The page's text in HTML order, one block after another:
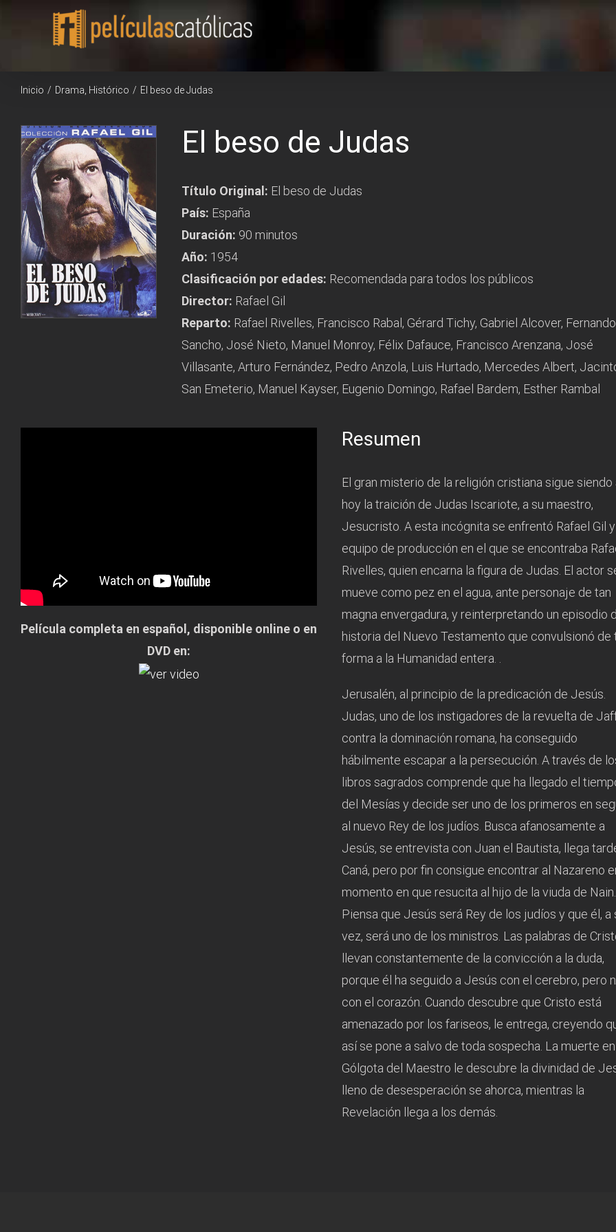
Inicio / Drama Histórico / El beso de Judas
El beso de Judas
Título Original: El beso de Judas
País: España
Duración: 90 minutos
Año: 1954
Clasificación por edades: Recomendada para todos los públicos
Director: Rafael Gil
Reparto: Rafael Rivelles, Francisco Rabal, Gérard Tichy, Gabriel Alcover, Fernando
Sancho, José Nieto, Manuel Monroy, Félix Dafauce, Francisco Arenzana, José
Villasante, Arturo Fernández, Pedro Anzola, Luis Hurtado, Mercedes Albert,
San Emeterio, Manuel Kayser, Eugenio Domingo, Rafael Bardem, Esther Rambal
Película completa en español, disponible online o en
DVD en:
Resumen
El gran misterio de la religión cristiana sigue siendo
hoy la traición de Judas Iscariote, a su maestro,
Jesucristo. A esta incógnita se enfrentó Rafael Gil y
equipo de producción en el que se encontraba
Rivelles, quien encarna la figura de Judas. El actor
mueve como pez en el agua, ante personaje de tan
magna envergadura, y reinterpretando un episodio
historia del Nuevo Testamento que convulsionó de
forma a la Humanidad entera. .
Jerusalén, al principio de la predicación de Jesús.
Judas, uno de los instigadores de la revuelta de
contra la dominación romana, ha conseguido
hábilmente escapar a la persecución. A través de
libros sagrados comprende que ha llegado el
del Mesías y decide ser uno de los primeros en
al nuevo Rey de los judíos. Busca afanosamente a
Jesús, se entrevista con Juan el Bautista, llega
Caná, pero por fin consigue encontrar al Nazareno
momento en que resucita al hijo de la viuda de Nain.
Piensa que Jesús será Rey de los judíos y que él, a
vez, será uno de los ministros. Las palabras de
llevan constantemente de la convicción a la duda,
porque él ha seguido a Jesús con el cerebro, pero
con el corazón. Cuando descubre que Cristo está
amenazado por los fariseos, le entrega, creyendo
así se pone a salvo de toda sospecha. La muerte en
Gólgota del Maestro le descubre la divinidad de
lleno de desesperación se ahorca, mientras la
Revelación llega a los demás.